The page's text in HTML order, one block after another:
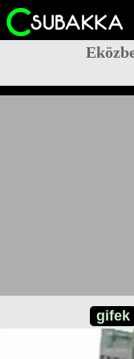
gifek